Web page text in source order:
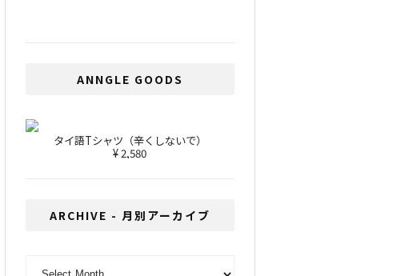
ANNGLE GOODS
タイ語Tシャツ（辛くしないで）
¥ 2,580
ARCHIVE - 月別アーカイブ
ARCHIVE - 月別アーカイブ